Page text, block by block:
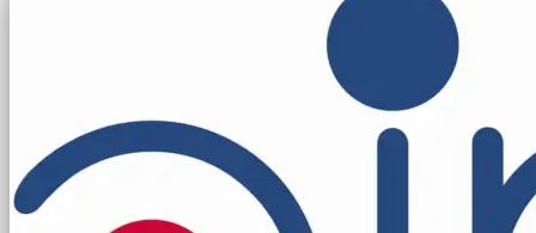
Okul Albümü
Öğretmen Not Defteri Kabı
Biala
Gemi Bağlama Kütüğü Kabı